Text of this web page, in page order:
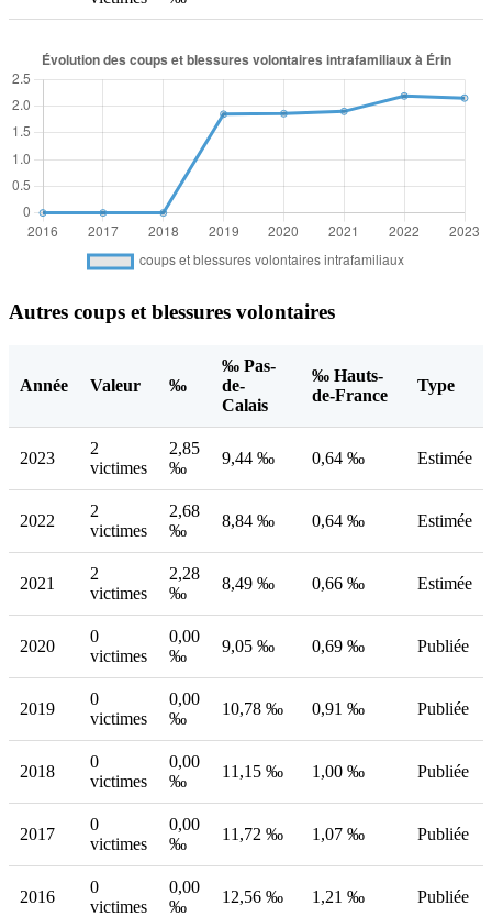
Autres coups et blessures volontaires
Année Valeur ‰
‰ Pas-
de-
Calais
‰ Hauts-
de-France
Type
2023
2
victimes
2,85
‰
9,44 ‰ 0,64 ‰ Estimée
2022
2
victimes
2,68
‰
8,84 ‰ 0,64 ‰ Estimée
2021
2
victimes
2,28
‰
8,49 ‰ 0,66 ‰ Estimée
2020
0
victimes
0,00
‰
9,05 ‰ 0,69 ‰ Publiée
2019
0
victimes
0,00
‰
10,78 ‰ 0,91 ‰ Publiée
2018
0
victimes
0,00
‰
11,15 ‰ 1,00 ‰ Publiée
2017
0
victimes
0,00
‰
11,72 ‰ 1,07 ‰ Publiée
2016
0
victimes
0,00
‰
12,56 ‰ 1,21 ‰ Publiée